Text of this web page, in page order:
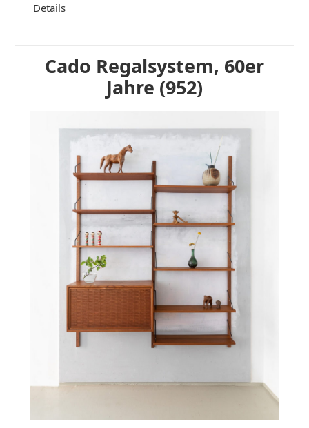
Details
Cado Regalsystem, 60er
Jahre (952)